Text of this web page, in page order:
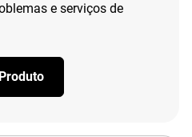
e serviços de